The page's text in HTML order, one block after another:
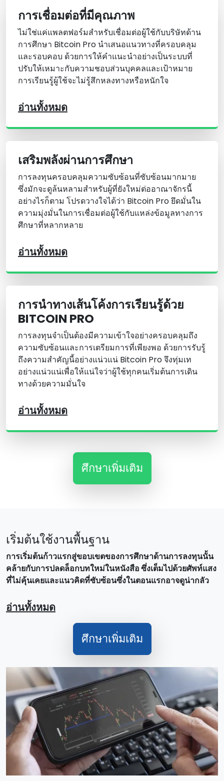
การเชื่อมต่อที่มีคุณภาพ
ไม่ใช่แค่แพลตฟอร์มสําหรับเชื่อมต่อผู้ใช้กับบริษัทด้าน
การศึกษา Bitcoin Pro นําเสนอแนวทางที่ครอบคลุม
และรอบคอบ ด้วยการให้คําแนะนําอย่างเป็นระบบที่
ปรับให้เหมาะกับความชอบส่วนบุคคลและเป้าหมาย
การเรียนรู้ผู้ใช้จะไม่รู้สึกหลงทางหรือหนักใจ
อ่านทั้งหมด
เสริมพลังผ่านการศึกษา
การลงทุนครอบคลุมความซับซ้อนที่ซับซ้อนมากมาย
ซึ่งมักจะดูล้นหลามสําหรับผู้ที่ยังใหม่ต่ออาณาจักรนี้
อย่างไรก็ตาม โปรดวางใจได้ว่า Bitcoin Pro ยึดมั่นใน
ความมุ่งมั่นในการเชื่อมต่อผู้ใช้กับแหล่งข้อมูลทางการ
ศึกษาที่หลากหลาย
อ่านทั้งหมด
การนําทางเส้นโค้งการเรียนรู้ด้วย
BITCOIN PRO
การลงทุนจําเป็นต้องมีความเข้าใจอย่างครอบคลุมถึง
ความซับซ้อนและการเตรียมการที่เพียงพอ ด้วยการรับรู้
ถึงความสําคัญนี้อย่างแน่วแน่ Bitcoin Pro จึงทุ่มเท
อย่างแน่วแน่เพื่อให้แน่ใจว่าผู้ใช้ทุกคนเริ่มต้นการเดิน
ทางด้วยความมั่นใจ
อ่านทั้งหมด
ศึกษาเพิ่มเติม
เริ่มต้นใช้งานพื้นฐาน
การเริ่มต้นก้าวแรกสู่ขอบเขตของการศึกษาด้านการลงทุนนั้น
คล้ายกับการปลดล็อกบทใหม่ในหนังสือ ซึ่งเต็มไปด้วยศัพท์แสง
ที่ไม่คุ้นเคยและแนวคิดที่ซับซ้อนซึ่งในตอนแรกอาจดูน่ากลัว
อ่านทั้งหมด
ศึกษาเพิ่มเติม